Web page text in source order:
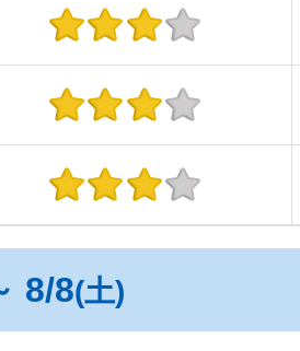
8/8(土)